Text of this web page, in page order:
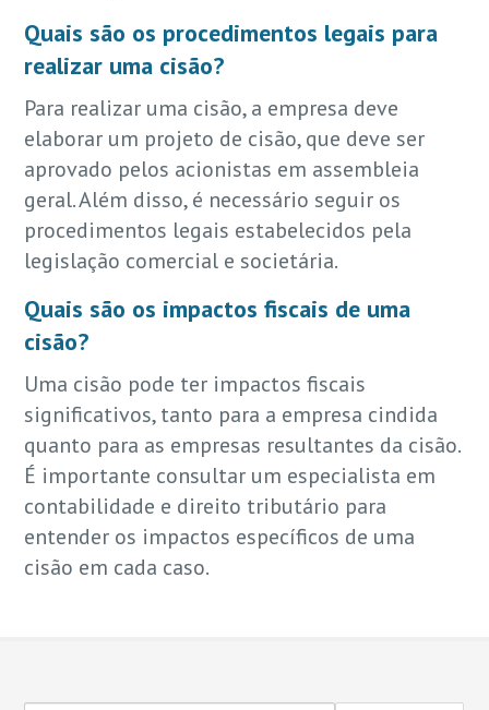
Quais são os procedimentos legais para
realizar uma cisão?
Para realizar uma cisão, a empresa deve
elaborar um projeto de cisão, que deve ser
aprovado pelos acionistas em assembleia
geral. Além disso, é necessário seguir os
procedimentos legais estabelecidos pela
legislação comercial e societária.
Quais são os impactos fiscais de uma
cisão?
Uma cisão pode ter impactos fiscais
significativos, tanto para a empresa cindida
quanto para as empresas resultantes da cisão.
É importante consultar um especialista em
contabilidade e direito tributário para
entender os impactos específicos de uma
cisão em cada caso.